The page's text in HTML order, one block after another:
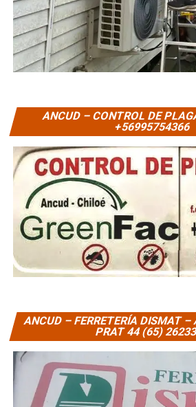
ANCUD – CONTROL DE
+56995754366
ANCUD – FERRETERÍA DISMAT –
PRAT 44 (65)